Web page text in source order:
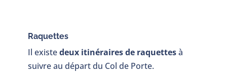
Raquettes
Il existedeux itinéraires de raquettesà
suivre au départ du Col de Porte.